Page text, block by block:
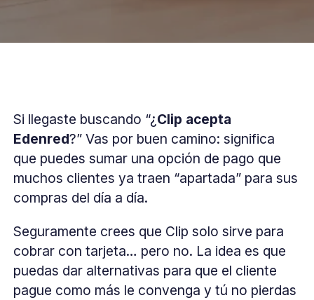
Si llegaste buscando “¿Clip acepta
Edenred?” Vas por buen camino: significa
que puedes sumar una opción de pago que
muchos clientes ya traen “apartada” para sus
compras del día a día.
Seguramente crees que Clip solo sirve para
cobrar con tarjeta… pero no. La idea es que
puedas dar alternativas para que el cliente
pague como más le convenga y tú no pierdas